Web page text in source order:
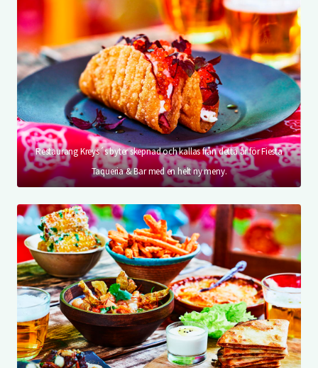
Restaurang Kreys´s byter skepnad och kallas från detta år för Fiesta
Taqueria & Bar med en helt ny meny.